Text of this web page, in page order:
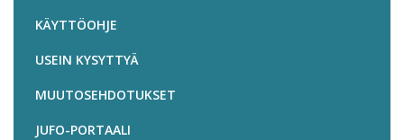
KÄYTTÖOHJE
USEIN KYSYTTYÄ
MUUTOSEHDOTUKSET
JUFO-PORTAALI